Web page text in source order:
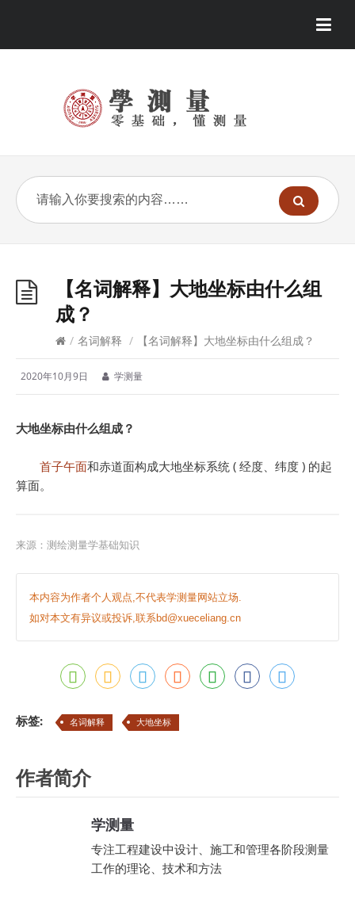
【名词解释】大地坐标由什么组
成？
/ 名词解释 / 【名词解释】大地坐标由什么组成？
2020年10月9日 学测量
大地坐标由什么组成？
首子午面和赤道面构成大地坐标系统 ( 经度、纬度 ) 的起
算面。
来源：测绘测量学基础知识
本内容为作者个人观点,不代表学测量网站立场.
如对本文有异议或投诉,联系bd@xueceliang.cn
标签: 名词解释 大地坐标
作者简介
学测量
专注工程建设中设计、施工和管理各阶段测量
工作的理论、技术和方法